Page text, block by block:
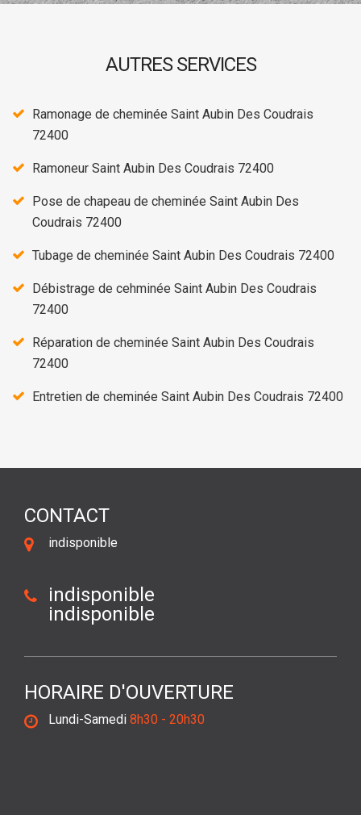
AUTRES SERVICES
Ramonage de cheminée Saint Aubin Des Coudrais
72400
Ramoneur Saint Aubin Des Coudrais 72400
Pose de chapeau de cheminée Saint Aubin Des
Coudrais 72400
Tubage de cheminée Saint Aubin Des Coudrais 72400
Débistrage de cehminée Saint Aubin Des Coudrais
72400
Réparation de cheminée Saint Aubin Des Coudrais
72400
Entretien de cheminée Saint Aubin Des Coudrais 72400
CONTACT
indisponible
indisponible
indisponible
HORAIRE D'OUVERTURE
Lundi-Samedi 8h30 - 20h30